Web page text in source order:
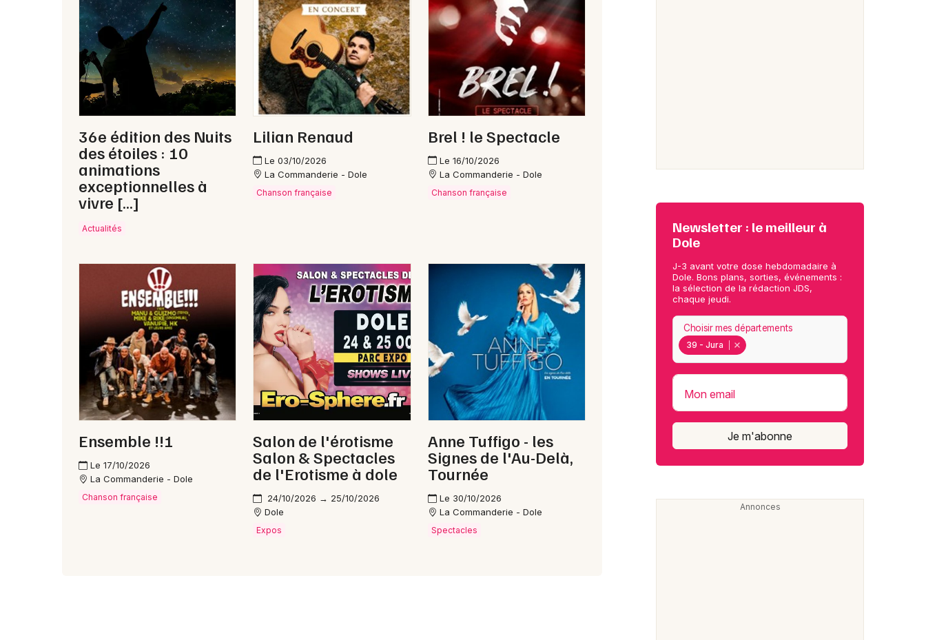
Interactives & immersives en
Bourgogne-Franche-Comté
Newsletter des sorties
Artistes en tournée
Actus à Dole
39 - Jura
Choisir mes départements
Mon email
Je m'abonne
36e édition des Nuits
des étoiles : 10
animations
exceptionnelles à
vivre […]
Actualités
Lilian Renaud
Le 03/10/2026
La Commanderie - Dole
Chanson française
Brel ! le Spectacle
Le 16/10/2026
La Commanderie - Dole
Chanson française
Ensemble !!!
Le 17/10/2026
La Commanderie - Dole
Chanson française
Salon de l'érotisme
Salon & Spectacles
de l'Erotisme à dole
24/10/2026 → 25/10/2026
Dole
Expos
Anne Tuffigo - les
Signes de l'Au-Delà,
Tournée
Le 30/10/2026
La Commanderie - Dole
Spectacles
Newsletter : le meilleur à
Dole
J-3 avant votre dose hebdomadaire à
Dole. Bons plans, sorties, événements :
la sélection de la rédaction JDS,
chaque jeudi.
39 - Jura
Choisir mes départements
Mon email
Je m'abonne